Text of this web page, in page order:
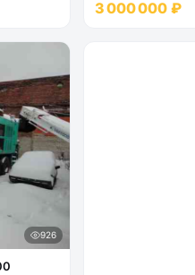
3 000 000 ₽
926